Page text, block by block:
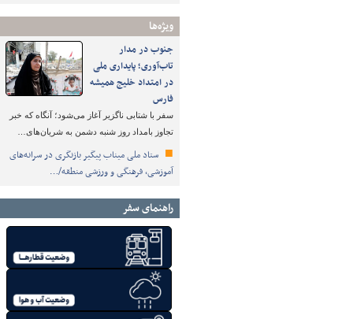
ویژه‌ها
جنوب در مدار
تاب‌آوری؛ پایداری ملی
در امتداد خلیج همیشه
فارس
سفر با شتابی ناگزیر آغاز می‌شود؛ آنگاه که خبر
تجاوز بامداد روز شنبه دشمن به شریان‌های…
ستاد ملی میناب پیگیر بازنگری در سرانه‌های
آموزشی، فرهنگی و ورزشی منطقه/…
راهنمای سفر